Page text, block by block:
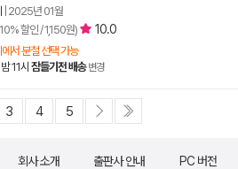
2025년 01월
할인 / 1,150원) 10.0
서 분철 선택 가능
밤 11시 잠들기전 배송 변경
3 4 5
회사 소개 출판사 안내 PC 버전